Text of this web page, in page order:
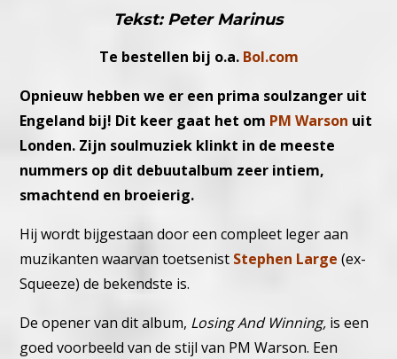
Tekst: Peter Marinus
Te bestellen bij o.a. Bol.com
Opnieuw hebben we er een prima soulzanger uit
Engeland bij! Dit keer gaat het om PM Warson uit
Londen. Zijn soulmuziek klinkt in de meeste
nummers op dit debuutalbum zeer intiem,
smachtend en broeierig.
Hij wordt bijgestaan door een compleet leger aan
muzikanten waarvan toetsenist Stephen Large (ex-
Squeeze) de bekendste is.
De opener van dit album, Losing And Winning, is een
goed voorbeeld van de stijl van PM Warson. Een